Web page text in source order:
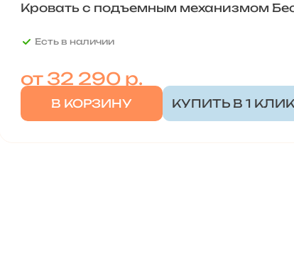
Кровать с подъемным механизмом
Есть в наличии
от 32 290 р.
В КОРЗИНУ КУПИТЬ В 1 КЛИК